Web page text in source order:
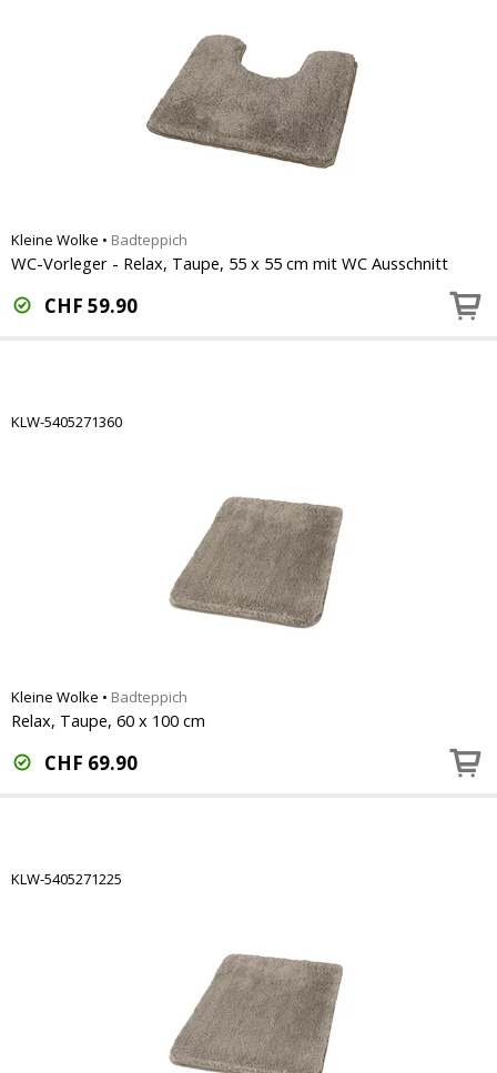
Kleine Wolke • Badteppich
WC-Vorleger - Relax, Taupe, 55 x 55 cm mit WC Ausschnitt
CHF 59.90
KLW-5405271360
Kleine Wolke • Badteppich
Relax, Taupe, 60 x 100 cm
CHF 69.90
KLW-5405271225